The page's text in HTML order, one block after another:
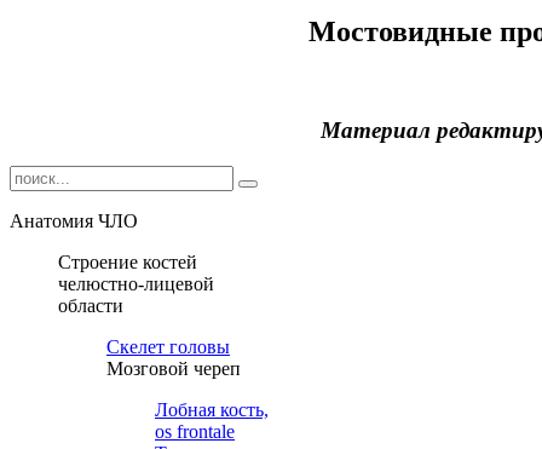
Мостовидные
Материал
Анатомия ЧЛО
Строение костей
челюстно-лицевой
области
Cкелет головы
Мозговой череп
Лобная кость,
os frontale